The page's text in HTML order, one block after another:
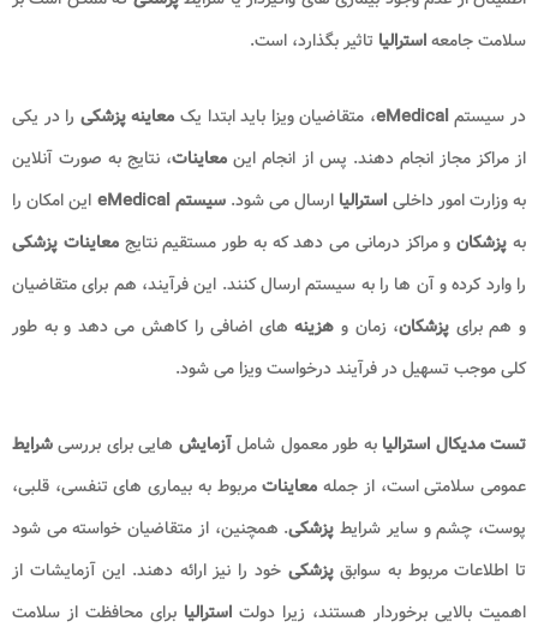
سلامت جامعهاسترالیا تاثیر بگذارد، است.
در سیستمeMedical، متقاضیان ویزا باید ابتدا یک معاینه پزشکی را در یکی
از مراکز مجاز انجام دهند. پس از انجام این معاینات، نتایج به صورت آنلاین
به وزارت امور داخلی استرالیا ارسال می شود.سیستم eMedical
این امکان را
بهپزشکانو مراکز درمانی می دهد که به طور مستقیم نتایجمعاینات پزشکی
را وارد کرده و آن ها را به سیستم ارسال کنند. این فرآیند، هم برای متقاضیان
و هم برای پزشکان، زمان و هزینههای اضافی را کاهش می دهد و به طور
کلی موجب تسهیل در فرآیند درخواست ویزا می شود.
تست مدیکال استرالیا به طور معمول شاملآزمایش هایی برای بررسیشرایط
عمومی سلامتی است، از جمله معایناتمربوط به بیماری های تنفسی، قلبی،
پوست، چشم و سایر شرایط پزشکی. همچنین، از متقاضیان خواسته می شود
تا اطلاعات مربوط به سوابقپزشکی خود را نیز ارائه دهند. این آزمایشات از
اهمیت بالایی برخوردار هستند، زیرا دولت استرالیا برای محافظت از سلامت